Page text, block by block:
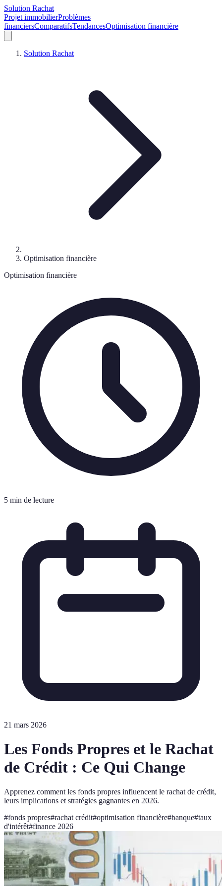
Solution Rachat
Projet immobilierProblèmes
financiersComparatifsTendancesOptimisation financière
Solution Rachat
Optimisation financière
Optimisation financière
5 min de lecture
21 mars 2026
Les Fonds Propres et le Rachat
de Crédit : Ce Qui Change
Apprenez comment les fonds propres influencent le rachat de crédit,
leurs implications et stratégies gagnantes en 2026.
#fonds propres#rachat crédit#optimisation financière#banque#taux
d'intérêt#finance 2026